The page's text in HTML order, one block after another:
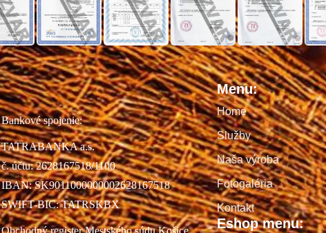
Bankové spojenie:
TATRABANKA a.s.
č. účtu: 2628167518/1100
IBAN: SK9011000000002628167518
SWIFT-BIC: TATRSKBX
Obchodný register Mestského súdu Košice,
Menu:
Home
Služby
Naša výroba
Fotogaléria
Kontakt
Eshop menu: